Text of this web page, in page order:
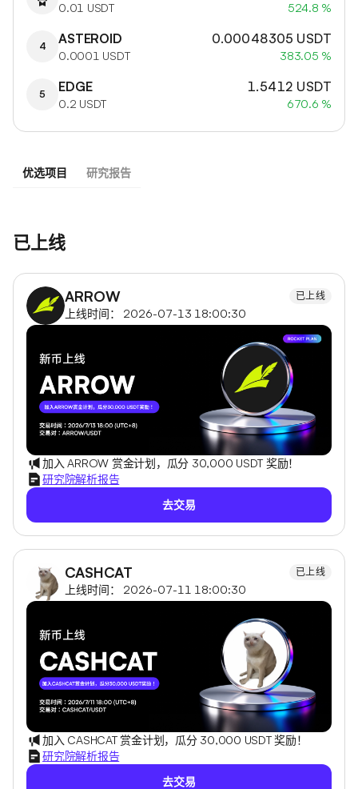
0.01 USDT 524.8 %
4 ASTEROID
0.0001 USDT
0.00048305 USDT
383.05 %
5 EDGE
0.2 USDT
1.5412 USDT
670.6 %
优选项目 研究报告
已上线
ARROW 已上线
上线时间： 2026-07-13 18:00:30
加入 ARROW 赏金计划，瓜分 30,000 USDT 奖励！
研究院解析报告
去交易
CASHCAT 已上线
上线时间： 2026-07-11 18:00:30
加入 CASHCAT 赏金计划，瓜分 30,000 USDT 奖励！
研究院解析报告
去交易